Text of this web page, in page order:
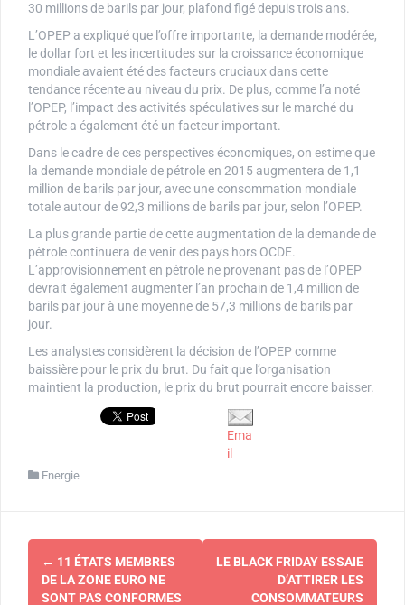
30 millions de barils par jour, plafond figé depuis trois ans.
L’OPEP a expliqué que l’offre importante, la demande modérée,
le dollar fort et les incertitudes sur la croissance économique
mondiale avaient été des facteurs cruciaux dans cette
tendance récente au niveau du prix. De plus, comme l’a noté
l’OPEP, l’impact des activités spéculatives sur le marché du
pétrole a également été un facteur important.
Dans le cadre de ces perspectives économiques, on estime que
la demande mondiale de pétrole en 2015 augmentera de 1,1
million de barils par jour, avec une consommation mondiale
totale autour de 92,3 millions de barils par jour, selon l’OPEP.
La plus grande partie de cette augmentation de la demande de
pétrole continuera de venir des pays hors OCDE.
L’approvisionnement en pétrole ne provenant pas de l’OPEP
devrait également augmenter l’an prochain de 1,4 million de
barils par jour à une moyenne de 57,3 millions de barils par
jour.
Les analystes considèrent la décision de l’OPEP comme
baissière pour le prix du brut. Du fait que l’organisation
maintient la production, le prix du brut pourrait encore baisser.
Ema
il
Energie
Navigation
d'article
← 11 ÉTATS MEMBRES
DE LA ZONE EURO NE
SONT PAS CONFORMES
LE BLACK FRIDAY ESSAIE
D’ATTIRER LES
CONSOMMATEURS